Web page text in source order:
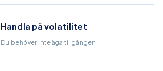
Handla på volatilitet
Du behöver inte äga tillgången